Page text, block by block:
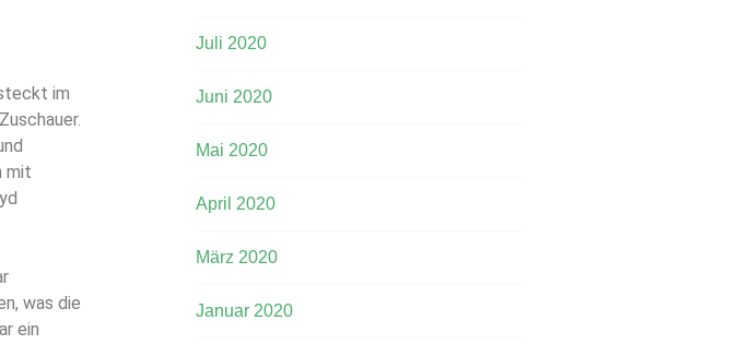
im
mit
was die
ein
Juli 2020
Juni 2020
Mai 2020
April 2020
März 2020
Januar 2020